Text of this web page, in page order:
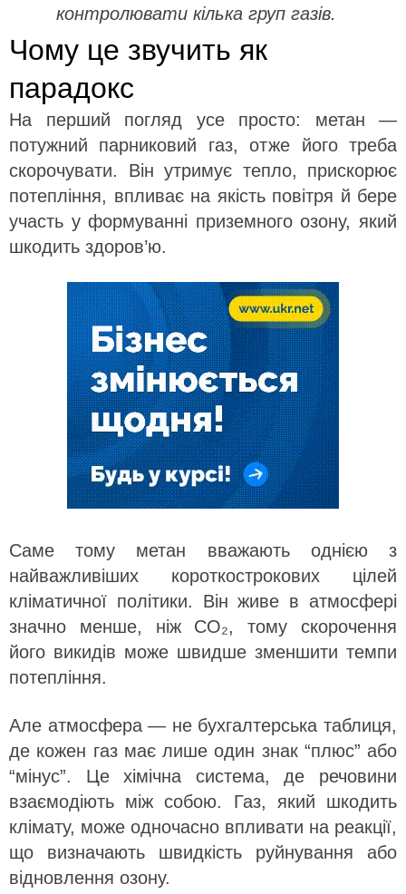
контролювати кілька груп газів.
Чому це звучить як
парадокс
На перший погляд усе просто: метан —
потужний парниковий газ, отже його треба
скорочувати. Він утримує тепло, прискорює
потепління, впливає на якість повітря й бере
участь у формуванні приземного озону, який
шкодить здоров’ю.
Саме тому метан вважають однією з
найважливіших короткострокових цілей
кліматичної політики. Він живе в атмосфері
значно менше, ніж CO₂, тому скорочення
його викидів може швидше зменшити темпи
потепління.
Але атмосфера — не бухгалтерська таблиця,
де кожен газ має лише один знак “плюс” або
“мінус”. Це хімічна система, де речовини
взаємодіють між собою. Газ, який шкодить
клімату, може одночасно впливати на реакції,
що визначають швидкість руйнування або
відновлення озону.